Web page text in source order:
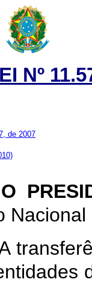
Nº
de 2007